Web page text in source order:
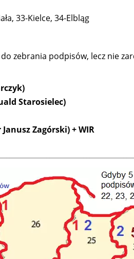
33-Kielce, 34-Elbląg
zebrania podpisów, lecz nie
Starosielec)
Zagórski) + WIR